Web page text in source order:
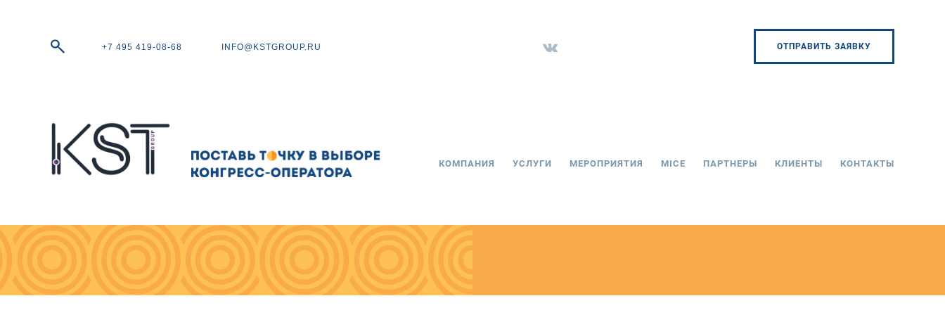
+7 495 419-08-68 INFO@KSTGROUP.RU ОТПРАВИТЬ ЗАЯВКУ
КОМПАНИЯ УСЛУГИ МЕРОПРИЯТИЯ MICE ПАРТНЕРЫ КЛИЕНТЫ КОНТАКТЫ